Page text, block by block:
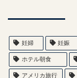
妊婦 妊娠
ホテル朝食
アメリカ旅行